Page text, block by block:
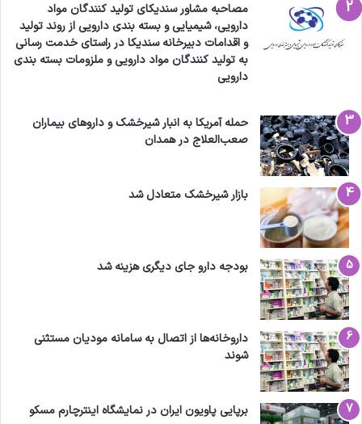
مصاحبه مشاور سندیکای تولید کنندگان مواد
دارویی، شیمیایی و بسته بندی دارویی از روند تولید
و اقدامات دبیرخانه سندیکا در راستای خدمت رسانی
به تولید کنندگان مواد دارویی و ملزومات بسته بندی
دارویی
حمله آمریکا به انبار شیرخشک و داروهای بیماران
صعب‌العلاج در همدان
بازار شیرخشک متعادل شد
بودجه دارو جای دیگری هزینه شد
داروخانه‌ها از اتصال به سامانه مودیان مستثنی
شوند
برپایی پاویون ایران در نمایشگاه اینترچارم مسکو